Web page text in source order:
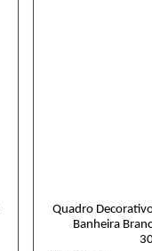
Quadro
Banheira